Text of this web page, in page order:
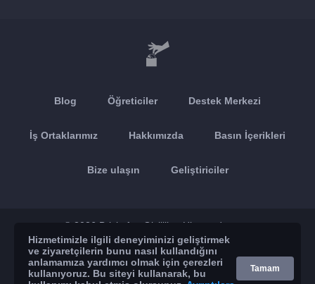
Blog Öğreticiler Destek Merkezi
İş Ortaklarımız Hakkımızda Basın İçerikleri
Bize ulaşın Geliştiriciler
© 2026 Brickoft Gizlilik Hizmet durumu
App Store Google Play
Hizmetimizle ilgili deneyiminizi geliştirmek
ve ziyaretçilerin bunu nasıl kullandığını
anlamamıza yardımcı olmak için çerezleri
kullanıyoruz. Bu siteyi kullanarak, bu
Tamam